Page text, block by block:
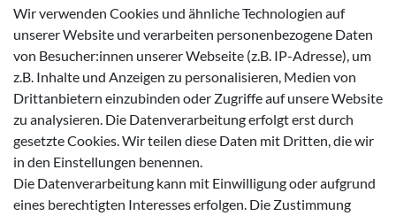
Zahlungsmöglichkeiten
Versanddienstleister
Wir verwenden Cookies und ähnliche Technologien auf
unserer Website und verarbeiten personenbezogene Daten
von Besucher:innen unserer Webseite (z.B. IP-Adresse), um
z.B. Inhalte und Anzeigen zu personalisieren, Medien von
Drittanbietern einzubinden oder Zugriffe auf unsere Website
zu analysieren. Die Datenverarbeitung erfolgt erst durch
gesetzte Cookies. Wir teilen diese Daten mit Dritten, die wir
in den Einstellungen benennen.
Die Datenverarbeitung kann mit Einwilligung oder aufgrund
eines berechtigten Interesses erfolgen. Die Zustimmung